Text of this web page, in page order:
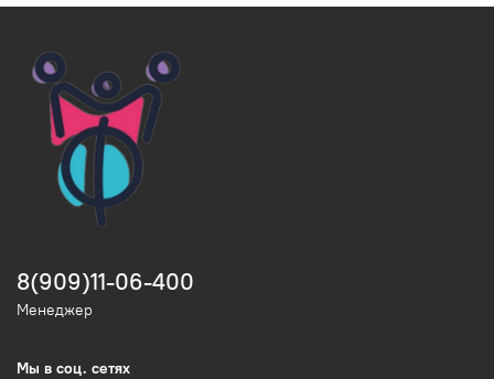
8(909)11-06-400
Менеджер
Мы в соц. сетях